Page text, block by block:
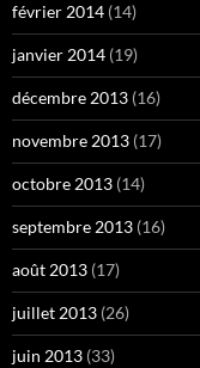
février 2014 (14)
janvier 2014 (19)
décembre 2013 (16)
novembre 2013 (17)
octobre 2013 (14)
septembre 2013 (16)
août 2013 (17)
juillet 2013 (26)
juin 2013 (33)